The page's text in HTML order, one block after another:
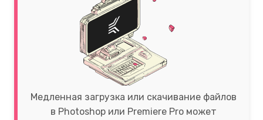
Медленная загрузка или скачивание файлов
в Photoshop или Premiere Pro может